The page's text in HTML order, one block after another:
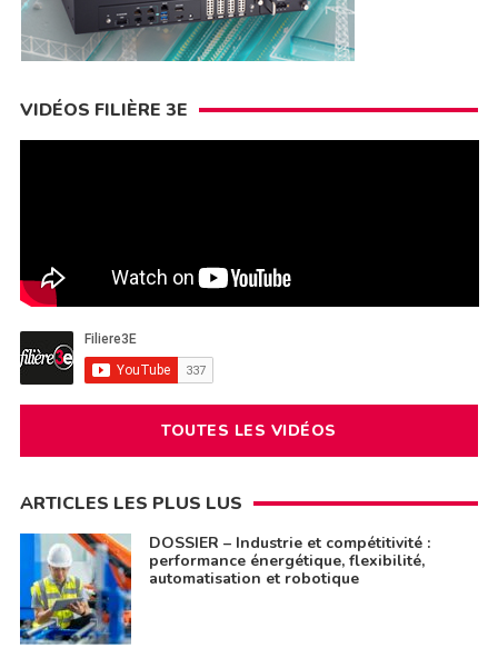
VIDÉOS FILIÈRE 3E
TOUTES LES VIDÉOS
ARTICLES LES PLUS LUS
DOSSIER – Industrie et compétitivité :
performance énergétique, flexibilité,
automatisation et robotique